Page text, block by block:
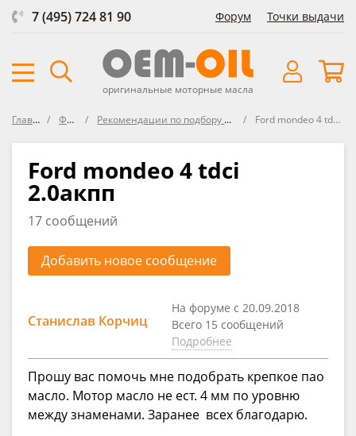
7 (495) 724 81 90 Форум Точки выдачи
оригинальные моторные масла
Главная Форум Рекомендации по подбору масла в FORD Ford mondeo 4 tdci 2.0акпп
Ford mondeo 4 tdci
2.0акпп
17 сообщений
Добавить новое сообщение
Станислав Корчиц
На форуме с 20.09.2018
Всего 15 сообщений
Подробнее
Прошу вас помочь мне подобрать крепкое пао
масло. Мотор масло не ест. 4 мм по уровню
между знаменами. Заранее всех благодарю.